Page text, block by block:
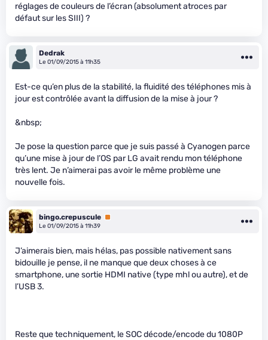
réglages de couleurs de l’écran (absolument atroces par
défaut sur les SIII) ?
Dedrak
Le 01/09/2015 à 11h35
Est-ce qu’en plus de la stabilité, la fluidité des téléphones mis à
jour est contrôlée avant la diffusion de la mise à jour ?
&nbsp;
Je pose la question parce que je suis passé à Cyanogen parce
qu’une mise à jour de l’OS par LG avait rendu mon téléphone
très lent. Je n’aimerai pas avoir le même problème une
nouvelle fois.
bingo.crepuscule Premium
Le 01/09/2015 à 11h39
J’aimerais bien, mais hélas, pas possible nativement sans
bidouille je pense, il ne manque que deux choses à ce
smartphone, une sortie HDMI native (type mhl ou autre), et de
l’USB 3.
Reste que techniquement, le SOC décode/encode du 1080P